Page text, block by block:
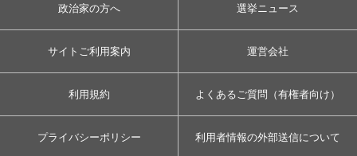
政治家の方へ 選挙ニュース
サイトご利用案内 運営会社
利用規約 よくあるご質問（有権者向け）
プライバシーポリシー 利用者情報の外部送信について